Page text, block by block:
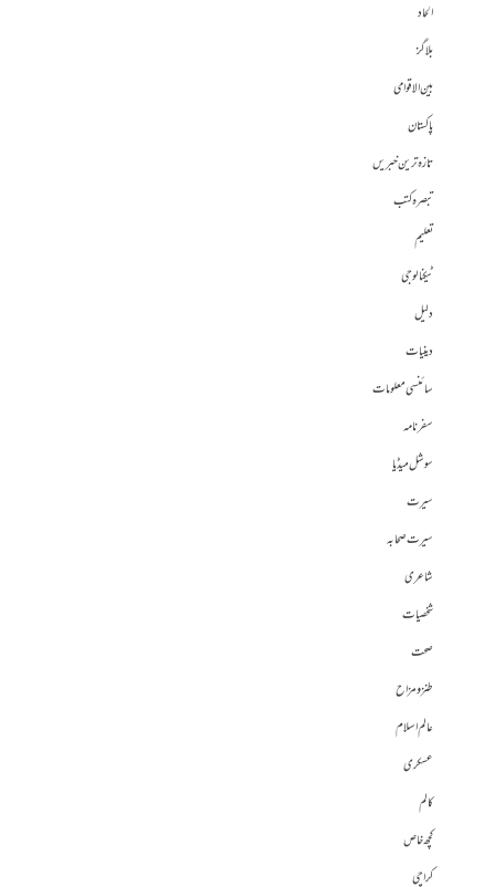
الحاد
بلاگز
بین الاقوامی
پاکستان
تازہ ترین خبریں
تبصرہ کتب
تعلیم
ٹیکنالوجی
دلیل
دینیات
سائنسی معلومات
سفرنامہ
سوشل میڈیا
سیرت
سیرت صحابہ
شاعری
شخصیات
صحت
طنز و مزاح
عالم اسلام
عسکری
کالم
کچھ خاص
کراچی